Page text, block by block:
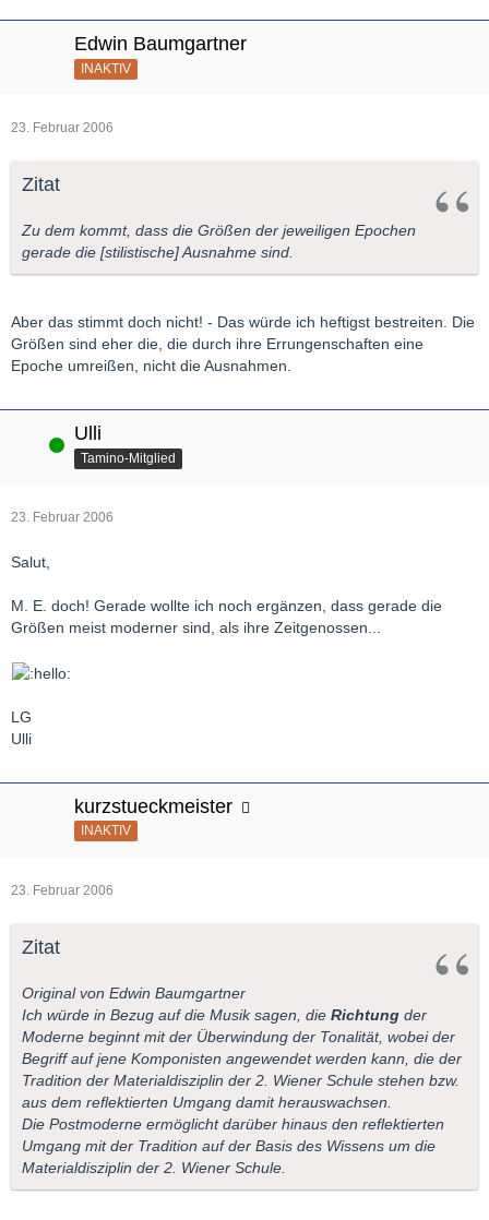
Edwin Baumgartner
INAKTIV
23. Februar 2006
Zitat
Zu dem kommt, dass die Größen der jeweiligen Epochen
gerade die [stilistische] Ausnahme sind.
Aber das stimmt doch nicht! - Das würde ich heftigst bestreiten. Die
Größen sind eher die, die durch ihre Errungenschaften eine
Epoche umreißen, nicht die Ausnahmen.
Online Ulli
Tamino-Mitglied
23. Februar 2006
Salut,
M. E. doch! Gerade wollte ich noch ergänzen, dass gerade die
Größen meist moderner sind, als ihre Zeitgenossen...
LG
Ulli
kurzstueckmeister
INAKTIV
23. Februar 2006
Zitat
Original von Edwin Baumgartner
Ich würde in Bezug auf die Musik sagen, die Richtung der
Moderne beginnt mit der Überwindung der Tonalität, wobei der
Begriff auf jene Komponisten angewendet werden kann, die der
Tradition der Materialdisziplin der 2. Wiener Schule stehen bzw.
aus dem reflektierten Umgang damit herauswachsen.
Die Postmoderne ermöglicht darüber hinaus den reflektierten
Umgang mit der Tradition auf der Basis des Wissens um die
Materialdisziplin der 2. Wiener Schule.